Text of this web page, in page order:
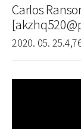
Carlos
2020. 05. 25.